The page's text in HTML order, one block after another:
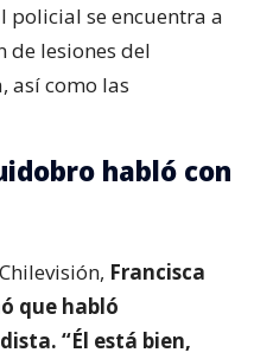
policial se encuentra a
de lesiones del
así como las
habló con
Francisca
que habló
“Él está bien,